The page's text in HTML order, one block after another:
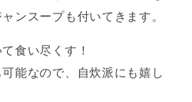
ンスープも付いてきます。
食い尽くす！
能なので、自炊派にも嬉し